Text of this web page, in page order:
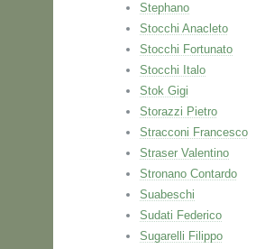
Stephano
Stocchi Anacleto
Stocchi Fortunato
Stocchi Italo
Stok Gigi
Storazzi Pietro
Stracconi Francesco
Straser Valentino
Stronano Contardo
Suabeschi
Sudati Federico
Sugarelli Filippo